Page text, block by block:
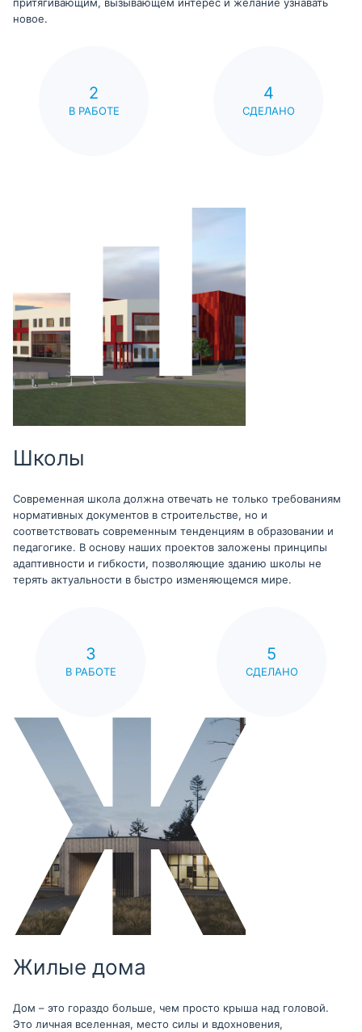
притягивающим, вызывающем интерес и желание узнавать
новое.
2
В РАБОТЕ
4
СДЕЛАНО
Школы
Современная школа должна отвечать не только требованиям
нормативных документов в строительстве, но и
соответствовать современным тенденциям в образовании и
педагогике. В основу наших проектов заложены принципы
адаптивности и гибкости, позволяющие зданию школы не
терять актуальности в быстро изменяющемся мире.
3
В РАБОТЕ
5
СДЕЛАНО
Жилые дома
Дом – это гораздо больше, чем просто крыша над головой.
Это личная вселенная, место силы и вдохновения,